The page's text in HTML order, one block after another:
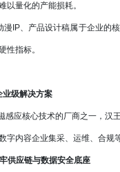
以量化的产能损耗。
IP、产品设计稿属于企业的
性指标。
业级解决方案
应核心技术的厂商之一，汉
字内容企业集采、运维、合规
供应链与数据安全底座